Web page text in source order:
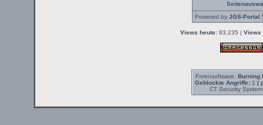
Powered by JGS-Portal
Views heute: 83.235 | Views
Forensoftware: Burning
Geblockte Angriffe:1 |
CT Security